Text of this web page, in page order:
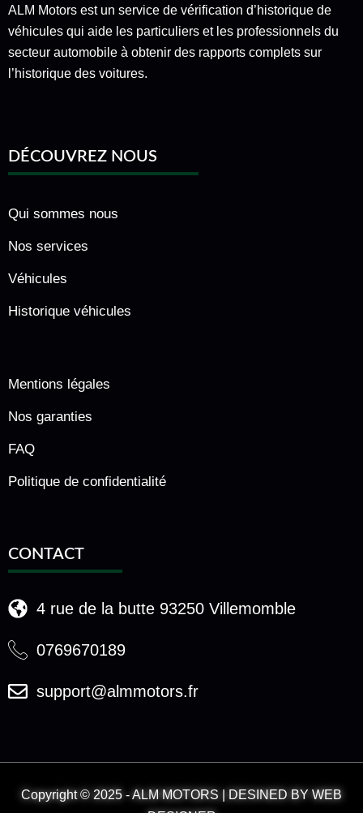
ALM Motors est un service de vérification d’historique de
véhicules qui aide les particuliers et les professionnels du
secteur automobile à obtenir des rapports complets sur
l’historique des voitures.
DÉCOUVREZ NOUS
Qui sommes nous
Nos services
Véhicules
Historique véhicules
Mentions légales
Nos garanties
FAQ
Politique de confidentialité
CONTACT
4 rue de la butte 93250 Villemomble
0769670189
support@almmotors.fr
Copyright © 2025 - ALM MOTORS | DESINED BY WEB